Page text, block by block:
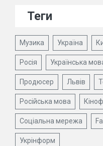
Теги
Музика Україна
Росія Українська
Продюсер Львів
Російська мова
Соціальна мережа
Укрінформ